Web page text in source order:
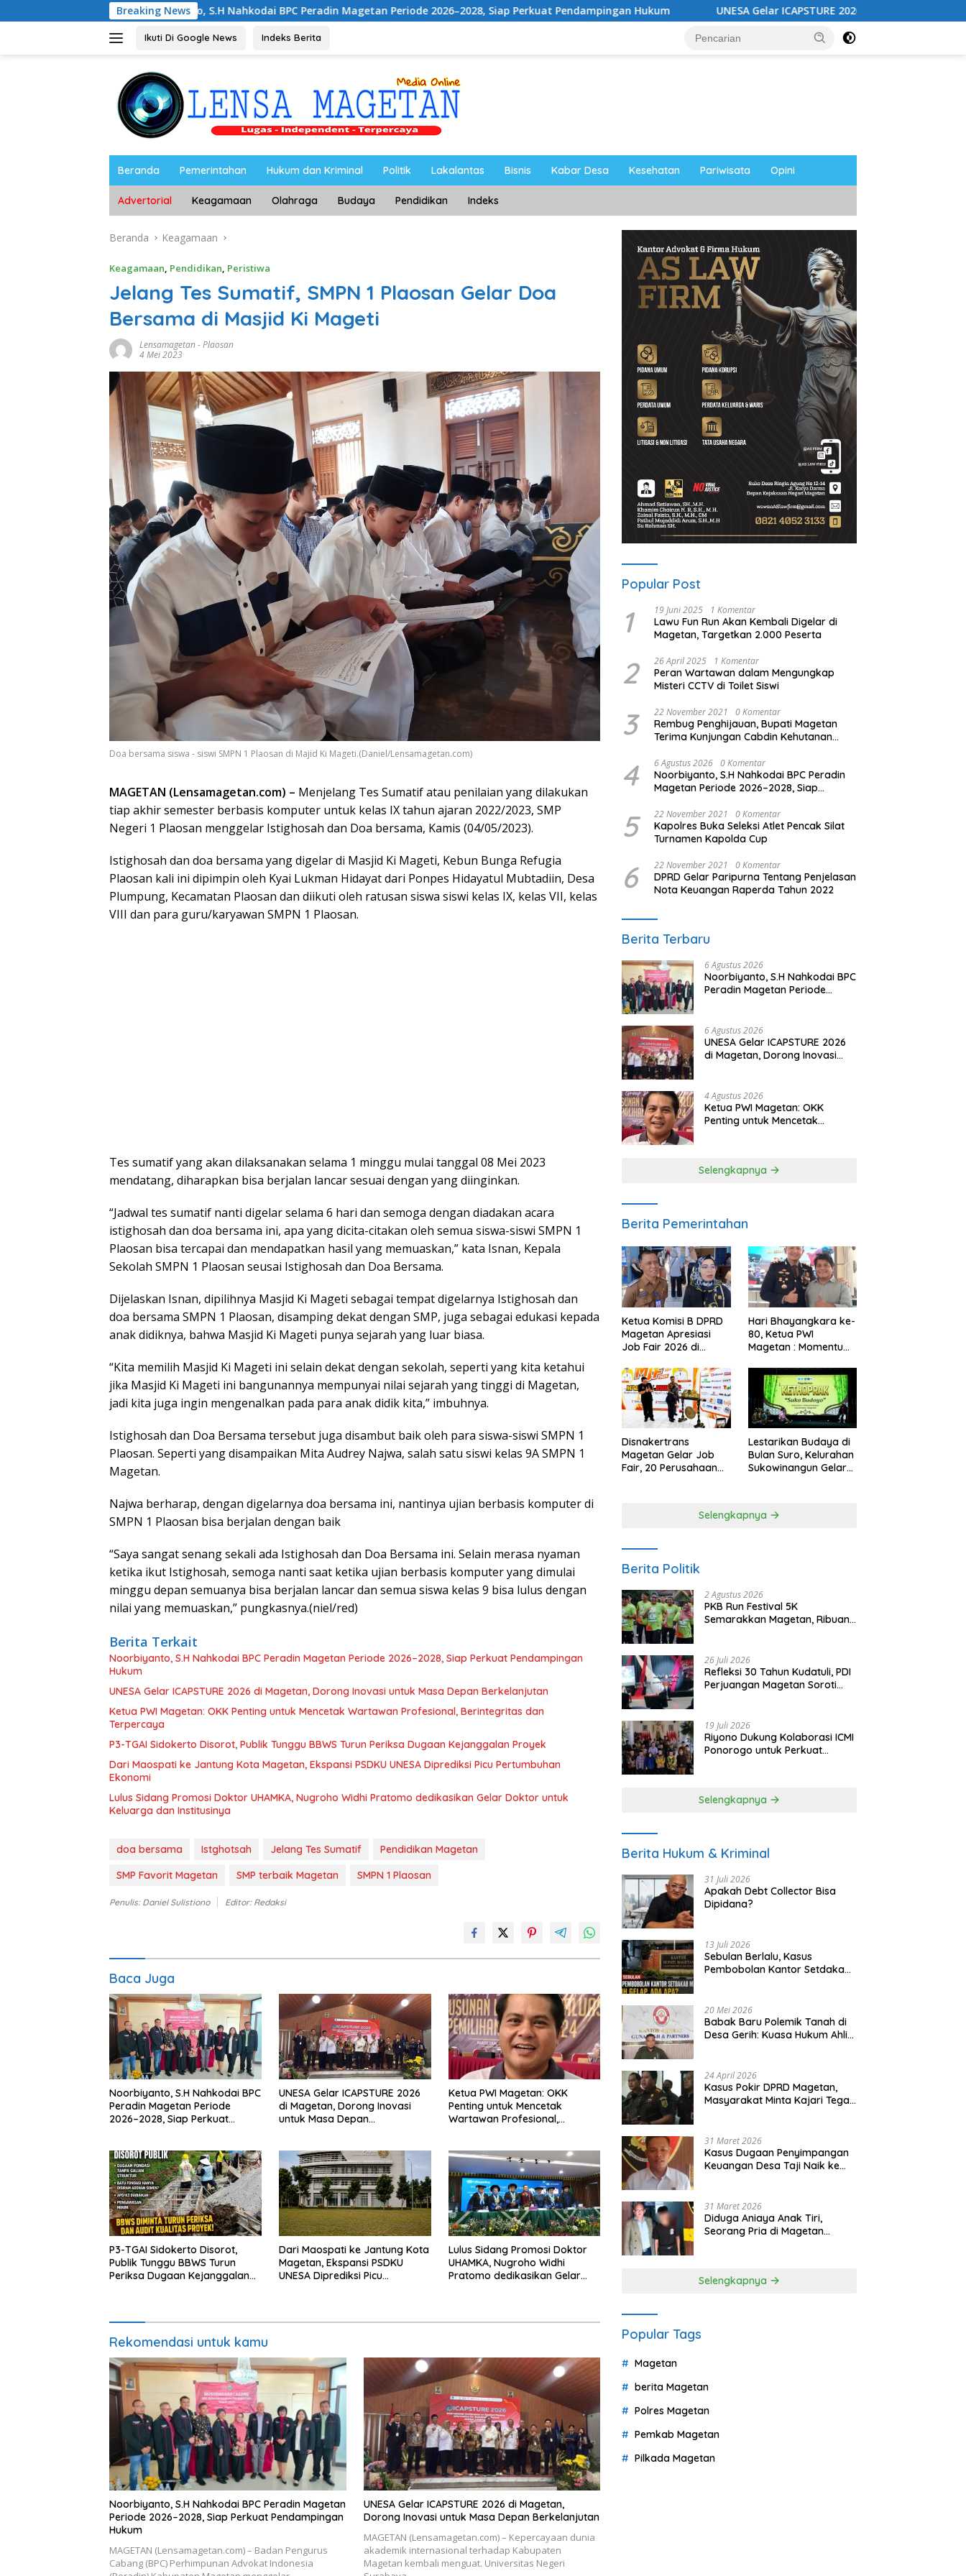
ke
Breaking News
Noorbiyanto, S.H Nahkodai BPC Peradin Magetan Periode 2026–2028, Siap Perkuat Pendampingan Hukum UNESA Gelar ICAPSTURE 2026 di Magetan, Dorong Inovasi untuk Masa
Ikuti Di Google News Indeks Berita
Beranda Pemerintahan Hukum dan Kriminal Politik Lakalantas Bisnis Kabar Desa Kesehatan Pariwisata Opini
Advertorial Keagamaan Olahraga Budaya Pendidikan Indeks
Beranda Keagamaan
Keagamaan, Pendidikan, Peristiwa
Jelang Tes Sumatif, SMPN 1 Plaosan Gelar Doa
Bersama di Masjid Ki Mageti
Lensamagetan-Plaosan
4 Mei 2023
Doa bersama siswa - siswi SMPN 1 Plaosan di Majid Ki Mageti.(Daniel/Lensamagetan.com)
MAGETAN (Lensamagetan.com) – Menjelang Tes Sumatif atau penilaian yang dilakukan
tiap akhir semester berbasis komputer untuk kelas IX tahun ajaran 2022/2023, SMP
Negeri 1 Plaosan menggelar Istighosah dan Doa bersama, Kamis (04/05/2023).
Istighosah dan doa bersama yang digelar di Masjid Ki Mageti, Kebun Bunga Refugia
Plaosan kali ini dipimpin oleh Kyai Lukman Hidayat dari Ponpes Hidayatul Mubtadiin, Desa
Plumpung, Kecamatan Plaosan dan diikuti oleh ratusan siswa siswi kelas IX, kelas VII, kelas
VIII dan para guru/karyawan SMPN 1 Plaosan.
Tes sumatif yang akan dilaksanakan selama 1 minggu mulai tanggal 08 Mei 2023
mendatang, diharapkan bisa berjalan lancar sesuai dengan yang diinginkan.
“Jadwal tes sumatif nanti digelar selama 6 hari dan semoga dengan diadakan acara
istighosah dan doa bersama ini, apa yang dicita-citakan oleh semua siswa-siswi SMPN 1
Plaosan bisa tercapai dan mendapatkan hasil yang memuaskan,” kata Isnan, Kepala
Sekolah SMPN 1 Plaosan seusai Istighosah dan Doa Bersama.
Dijelaskan Isnan, dipilihnya Masjid Ki Mageti sebagai tempat digelarnya Istighosah dan
doa bersama SMPN 1 Plaosan, disamping dekat dengan SMP, juga sebagai edukasi kepada
anak didiknya, bahwa Masjid Ki Mageti punya sejarah yang luar biasa.
“Kita memilih Masjid Ki Mageti ini selain dekat dengan sekolah, seperti yang kita ketahui
jika Masjid Ki Mageti ini bangunannya mempunyai nilai sejarah yang tinggi di Magetan,
jadi kita juga ingin mengenalkan pada para anak didik kita,” imbuhnya.
Istighosah dan Doa Bersama tersebut juga disambut baik oleh para siswa-siswi SMPN 1
Plaosan. Seperti yang disampaikan Mita Audrey Najwa, salah satu siswi kelas 9A SMPN 1
Magetan.
Najwa berharap, dengan digelarnya doa bersama ini, nantinya ujian berbasis komputer di
SMPN 1 Plaosan bisa berjalan dengan baik
“Saya sangat senang sekali ada Istighosah dan Doa Bersama ini. Selain merasa nyaman
ketika ikut Istighosah, semoga nanti saat ketika ujian berbasis komputer yang dimulai
minggu depan semuanya bisa berjalan lancar dan semua siswa kelas 9 bisa lulus dengan
nilai yang memuaskan,” pungkasnya.(niel/red)
Berita Terkait
Noorbiyanto, S.H Nahkodai BPC Peradin Magetan Periode 2026–2028, Siap Perkuat Pendampingan
Hukum
UNESA Gelar ICAPSTURE 2026 di Magetan, Dorong Inovasi untuk Masa Depan Berkelanjutan
Ketua PWI Magetan: OKK Penting untuk Mencetak Wartawan Profesional, Berintegritas dan
Terpercaya
P3-TGAI Sidokerto Disorot, Publik Tunggu BBWS Turun Periksa Dugaan Kejanggalan Proyek
Dari Maospati ke Jantung Kota Magetan, Ekspansi PSDKU UNESA Diprediksi Picu Pertumbuhan
Ekonomi
Lulus Sidang Promosi Doktor UHAMKA, Nugroho Widhi Pratomo dedikasikan Gelar Doktor untuk
Keluarga dan Institusinya
doa bersama Istghotsah Jelang Tes Sumatif
Pendidikan Magetan
SMP Favorit Magetan
SMP terbaik Magetan SMPN 1 Plaosan
Penulis: Daniel Sulistiono Editor: Redaksi
Baca Juga
Noorbiyanto, S.H Nahkodai BPC
Peradin Magetan Periode
2026–2028, Siap Perkuat
UNESA Gelar ICAPSTURE 2026
di Magetan, Dorong Inovasi
untuk Masa Depan
Ketua PWI Magetan: OKK
Penting untuk Mencetak
Wartawan Profesional,
P3-TGAI Sidokerto Disorot,
Publik Tunggu BBWS Turun
Periksa Dugaan Kejanggalan
Dari Maospati ke Jantung Kota
Magetan, Ekspansi PSDKU
UNESA Diprediksi Picu
Lulus Sidang Promosi Doktor
UHAMKA, Nugroho Widhi
Pratomo dedikasikan Gelar
Rekomendasi untuk kamu
Noorbiyanto, S.H Nahkodai BPC Peradin Magetan
Periode 2026–2028, Siap Perkuat Pendampingan
Hukum
MAGETAN (Lensamagetan.com) – Badan Pengurus
Cabang (BPC) Perhimpunan Advokat Indonesia
UNESA Gelar ICAPSTURE 2026 di Magetan,
Dorong Inovasi untuk Masa Depan Berkelanjutan
MAGETAN (Lensamagetan.com) – Kepercayaan dunia
akademik internasional terhadap Kabupaten
Magetan kembali menguat. Universitas Negeri
Popular Post
1 19 Juni 2025 1 Komentar
Lawu Fun Run Akan Kembali Digelar di
Magetan, Targetkan 2.000 Peserta
2 26 April 2025 1 Komentar
Peran Wartawan dalam Mengungkap
Misteri CCTV di Toilet Siswi
3 22 November 2021 0 Komentar
Rembug Penghijauan, Bupati Magetan
Terima Kunjungan Cabdin Kehutanan
4 6 Agustus 2026 0 Komentar
Noorbiyanto, S.H Nahkodai BPC Peradin
Magetan Periode 2026–2028, Siap
5 22 November 2021 0 Komentar
Kapolres Buka Seleksi Atlet Pencak Silat
Turnamen Kapolda Cup
6 22 November 2021 0 Komentar
DPRD Gelar Paripurna Tentang Penjelasan
Nota Keuangan Raperda Tahun 2022
Berita Terbaru
6 Agustus 2026
Noorbiyanto, S.H Nahkodai BPC
Peradin Magetan Periode
6 Agustus 2026
UNESA Gelar ICAPSTURE 2026
di Magetan, Dorong Inovasi
4 Agustus 2026
Ketua PWI Magetan: OKK
Penting untuk Mencetak
Selengkapnya
Berita Pemerintahan
Ketua Komisi B DPRD
Magetan Apresiasi
Job Fair 2026 di
Anggaran
Hari Bhayangkara ke-
80, Ketua PWI
Magetan : Momentum
Kepercayaan Publik
Disnakertrans
Magetan Gelar Job
Fair, 20 Perusahaan
Lestarikan Budaya di
Bulan Suro, Kelurahan
Sukowinangun Gelar
Selengkapnya
Berita Politik
2 Agustus 2026
PKB Run Festival 5K
Semarakkan Magetan, Ribuan
26 Juli 2026
Refleksi 30 Tahun Kudatuli, PDI
Perjuangan Magetan Soroti
19 Juli 2026
Riyono Dukung Kolaborasi ICMI
Ponorogo untuk Perkuat
Selengkapnya
Berita Hukum & Kriminal
31 Juli 2026
Apakah Debt Collector Bisa
Dipidana?
13 Juli 2026
Sebulan Berlalu, Kasus
Pembobolan Kantor Setdakab
20 Mei 2026
Babak Baru Polemik Tanah di
Desa Gerih: Kuasa Hukum Ahli
24 April 2026
Kasus Pokir DPRD Magetan,
Masyarakat Minta Kajari Tegak
31 Maret 2026
Kasus Dugaan Penyimpangan
Keuangan Desa Taji Naik ke
31 Maret 2026
Diduga Aniaya Anak Tiri,
Seorang Pria di Magetan
Selengkapnya
Popular Tags
Magetan
berita Magetan
Polres Magetan
Pemkab Magetan
Pilkada Magetan